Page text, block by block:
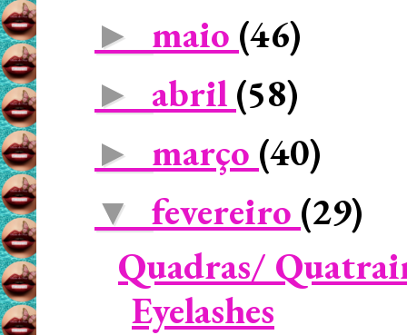
► maio (46)
► abril (58)
► março (40)
▼ fevereiro (29)
Quadras/
Eyelashes